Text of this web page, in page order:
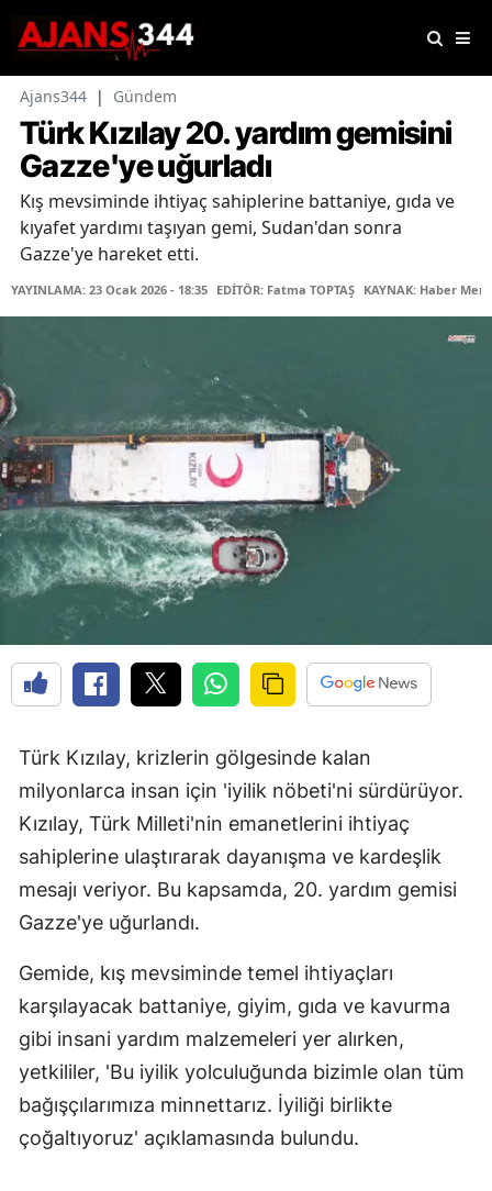
Ajans344 | Gündem
Türk Kızılay 20. yardım gemisini
Gazze'ye uğurladı
Kış mevsiminde ihtiyaç sahiplerine battaniye, gıda ve
kıyafet yardımı taşıyan gemi, Sudan'dan sonra
Gazze'ye hareket etti.
YAYINLAMA: 23 Ocak 2026 - 18:35 EDİTÖR: Fatma TOPTAŞ KAYNAK: Haber
Türk Kızılay, krizlerin gölgesinde kalan
milyonlarca insan için 'iyilik nöbeti'ni sürdürüyor.
Kızılay, Türk Milleti'nin emanetlerini ihtiyaç
sahiplerine ulaştırarak dayanışma ve kardeşlik
mesajı veriyor. Bu kapsamda, 20. yardım gemisi
Gazze'ye uğurlandı.
Gemide, kış mevsiminde temel ihtiyaçları
karşılayacak battaniye, giyim, gıda ve kavurma
gibi insani yardım malzemeleri yer alırken,
yetkililer, 'Bu iyilik yolculuğunda bizimle olan tüm
bağışçılarımıza minnettarız. İyiliği birlikte
çoğaltıyoruz' açıklamasında bulundu.